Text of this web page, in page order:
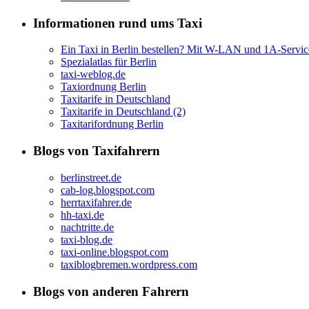
Informationen rund ums Taxi
Ein Taxi in Berlin bestellen? Mit W-LAN und 1A-
Spezialatlas für Berlin
taxi-weblog.de
Taxiordnung Berlin
Taxitarife in Deutschland
Taxitarife in Deutschland (2)
Taxitarifordnung Berlin
Blogs von Taxifahrern
berlinstreet.de
cab-log.blogspot.com
herrtaxifahrer.de
hh-taxi.de
nachtritte.de
taxi-blog.de
taxi-online.blogspot.com
taxiblogbremen.wordpress.com
Blogs von anderen Fahrern